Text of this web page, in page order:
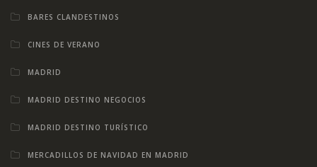
BARES CLANDESTINOS
CINES DE VERANO
MADRID
MADRID DESTINO NEGOCIOS
MADRID DESTINO TURÍSTICO
MERCADILLOS DE NAVIDAD EN MADRID